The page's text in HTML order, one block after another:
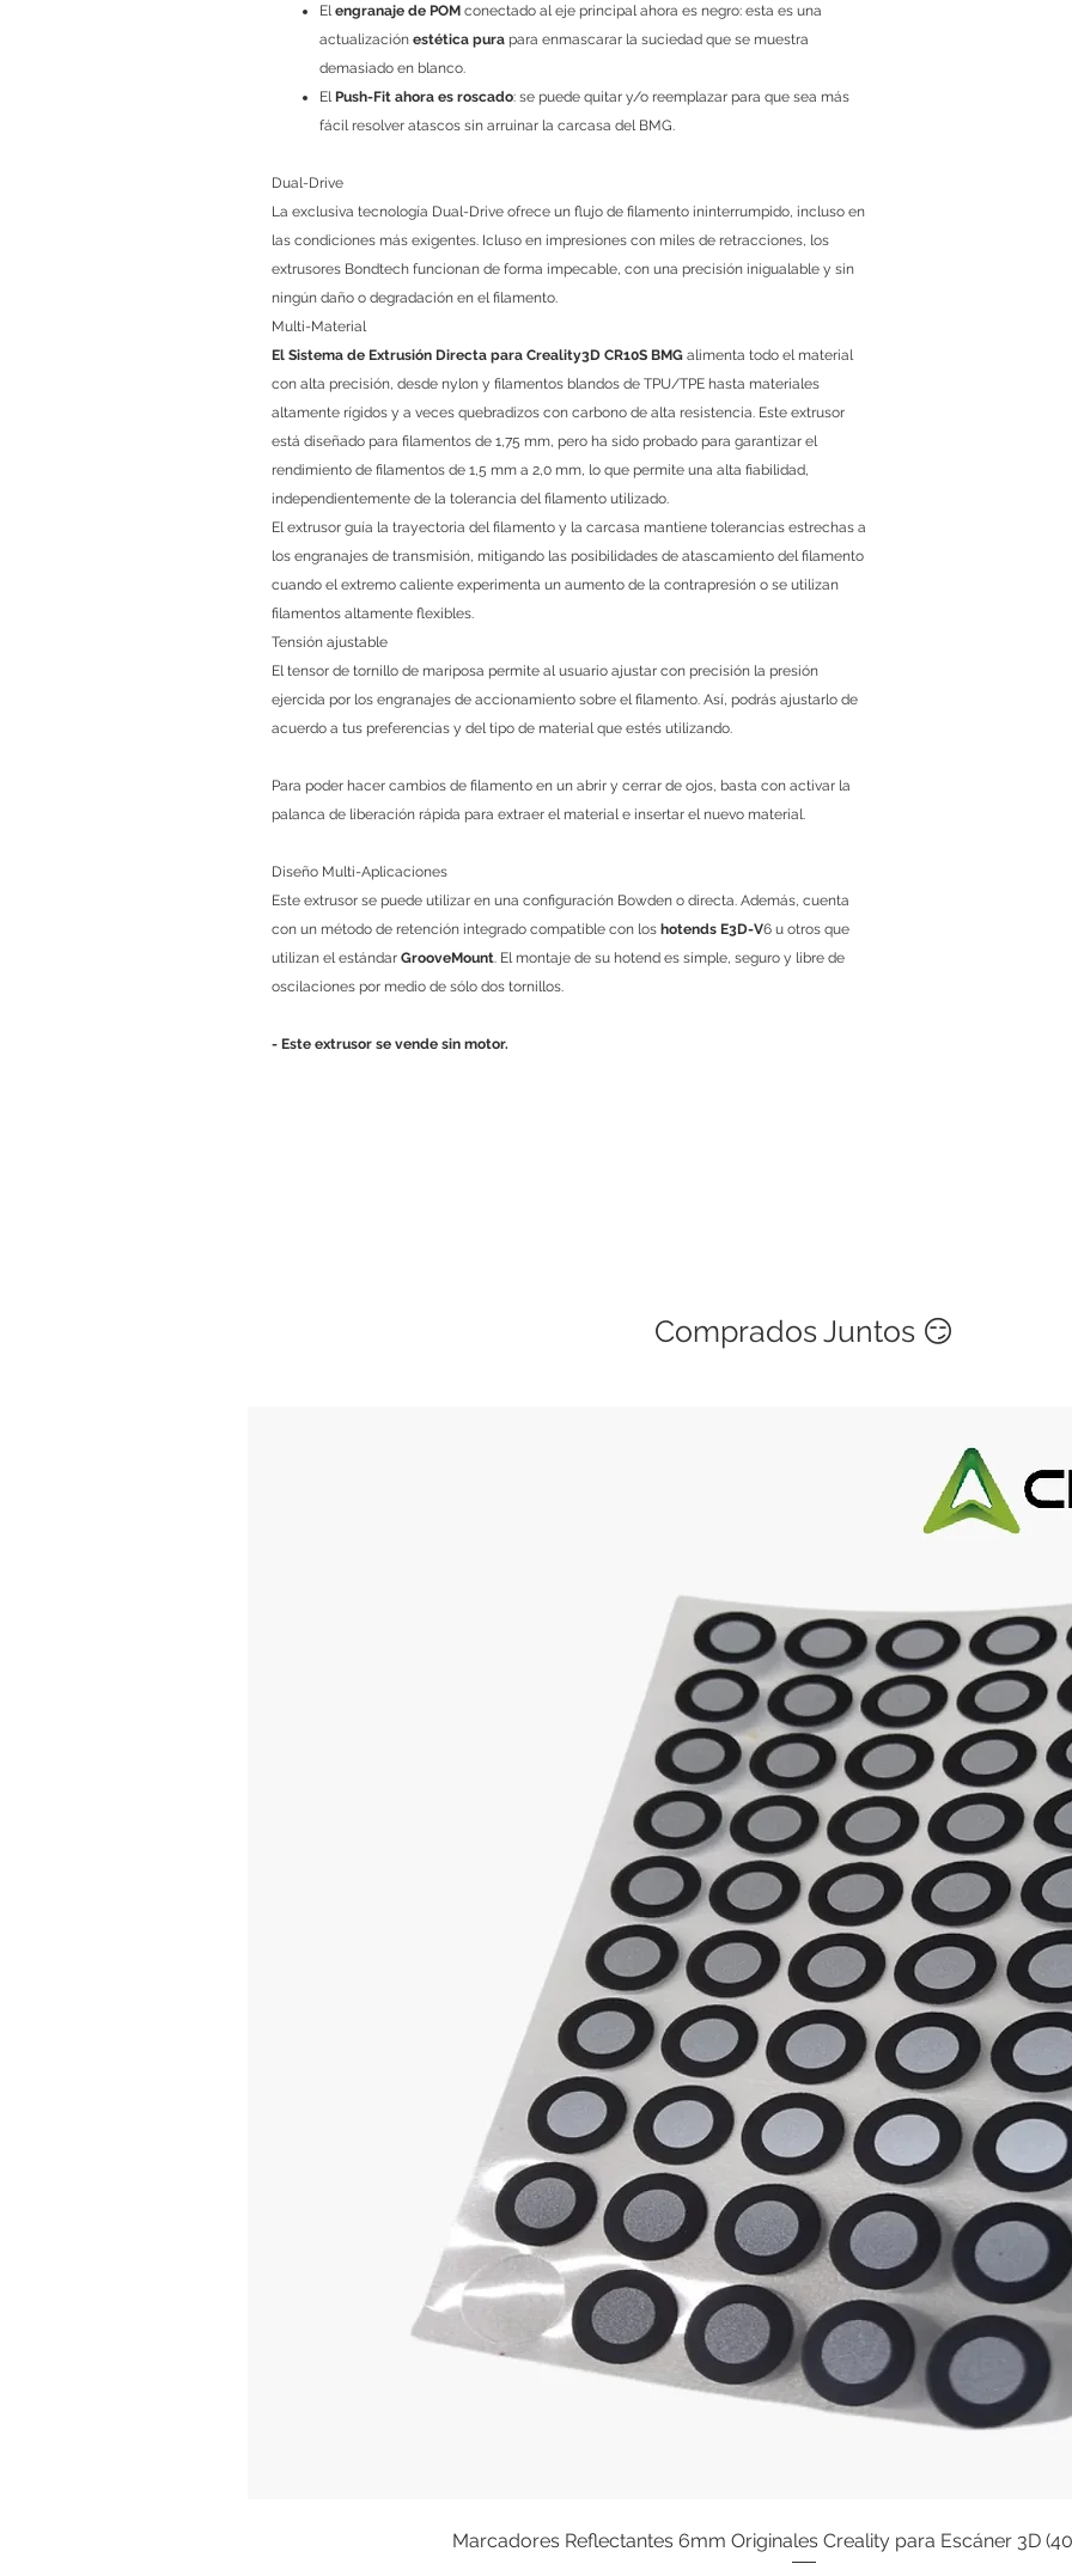
Elengranaje de POM conectado al eje principal ahora es negro: esta es una
actualización estética pura para enmascarar la suciedad que se muestra
demasiado en blanco.
El Push-Fit ahora es roscado: se puede quitar y/o reemplazar para que sea más
fácil resolver atascos sin arruinar la carcasa del BMG.
Dual-Drive
La exclusiva tecnología Dual-Drive ofrece un flujo de filamento ininterrumpido, incluso en
las condiciones más exigentes. Icluso en impresiones con miles de retracciones, los
extrusores Bondtech funcionan de forma impecable, con una precisión inigualable y sin
ningún daño o degradación en el filamento.
Multi-Material
El Sistema de Extrusión Directa para Creality3D CR10S BMG alimenta todo el material
con alta precisión, desde nylon y filamentos blandos de TPU/TPE hasta materiales
altamente rígidos y a veces quebradizos con carbono de alta resistencia. Este extrusor
está diseñado para filamentos de 1,75 mm, pero ha sido probado para garantizar el
rendimiento de filamentos de 1,5 mm a 2,0 mm, lo que permite una alta fiabilidad,
independientemente de la tolerancia del filamento utilizado.
El extrusor guía la trayectoria del filamento y la carcasa mantiene tolerancias estrechas a
los engranajes de transmisión, mitigando las posibilidades de atascamiento del filamento
cuando el extremo caliente experimenta un aumento de la contrapresión o se utilizan
filamentos altamente flexibles.
Tensión ajustable
El tensor de tornillo de mariposa permite al usuario ajustar con precisión la presión
ejercida por los engranajes de accionamiento sobre el filamento. Así, podrás ajustarlo de
acuerdo a tus preferencias y del tipo de material que estés utilizando.
Para poder hacer cambios de filamento en un abrir y cerrar de ojos, basta con activar la
palanca de liberación rápida para extraer el material e insertar el nuevo material.
Diseño Multi-Aplicaciones
Este extrusor se puede utilizar en una configuración Bowden o directa. Además, cuenta
con un método de retención integrado compatible con los hotends E3D-V6 u otros que
utilizan el estándar GrooveMount. El montaje de su hotend es simple, seguro y libre de
oscilaciones por medio de sólo dos tornillos.
- Este extrusor se vende sin motor.
Comprados Juntos 😏
Vista rápida
Marcadores Reflectantes 6mm Originales Creality para Escáner 3D